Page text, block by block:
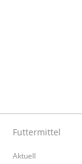
Futtermittel
Aktuell